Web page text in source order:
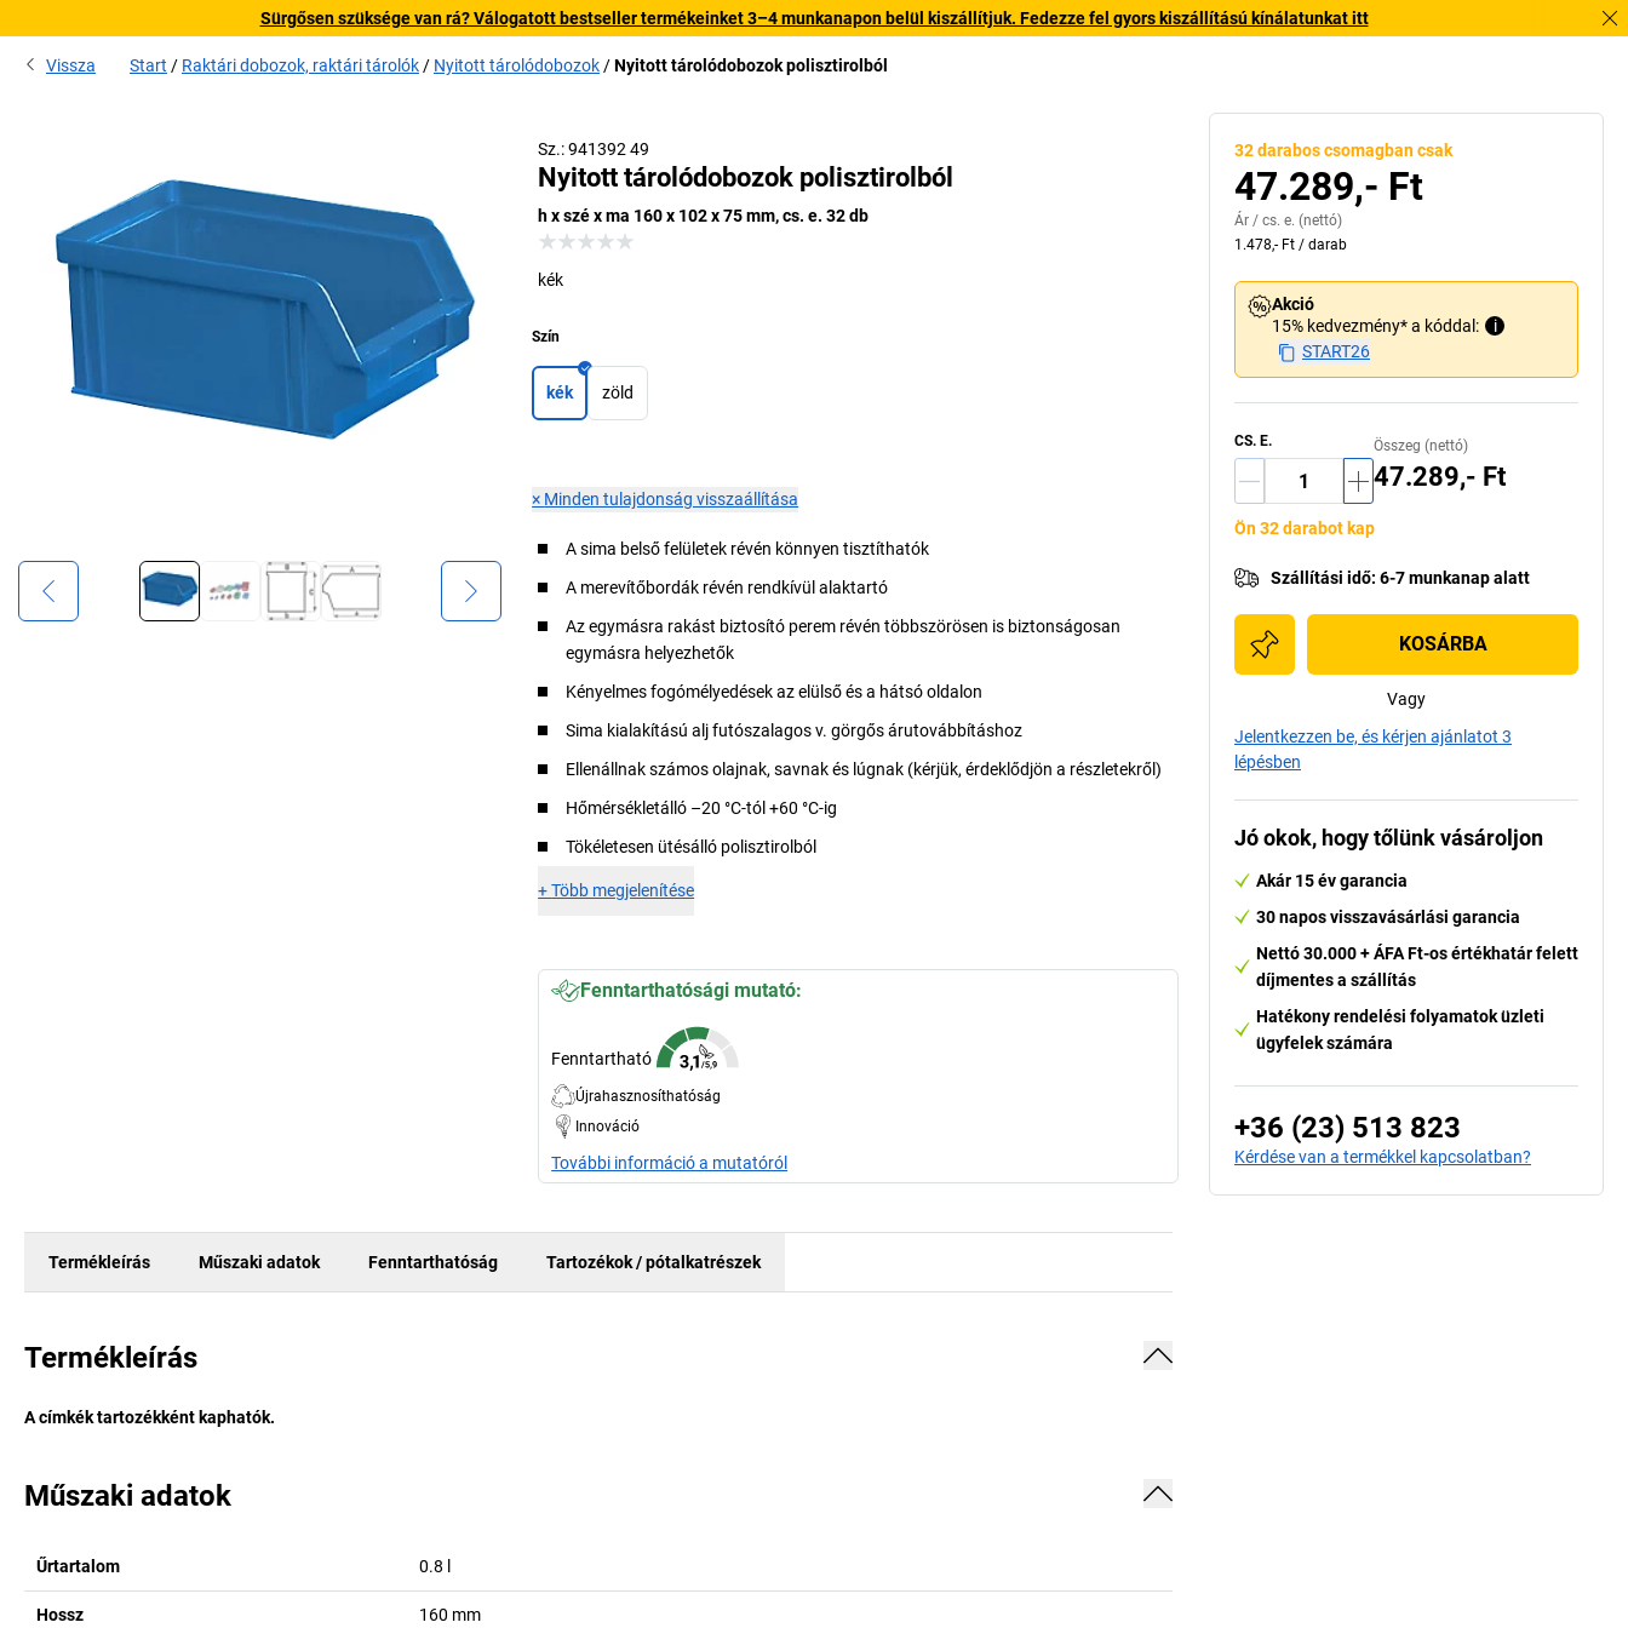
Sürgősen szüksége van rá? Válogatott bestseller termékeinket 3–4 munkanapon belül kiszállítjuk. Fedezze fel gyors kiszállítású kínálatunkat itt
Vissza Start Raktári dobozok, raktári tárolók Nyitott tárolódobozok Nyitott tárolódobozok polisztirolból
Sz.: 941392 49
Nyitott tárolódobozok polisztirolból
h x szé x ma 160 x 102 x 75 mm, cs. e. 32 db
kék
Szín
kék zöld
× Minden tulajdonság visszaállítása
A sima belső felületek révén könnyen tisztíthatók
A merevítőbordák révén rendkívül alaktartó
Az egymásra rakást biztosító perem révén többszörösen is biztonságosan
egymásra helyezhetők
Kényelmes fogómélyedések az elülső és a hátsó oldalon
Sima kialakítású alj futószalagos v. görgős árutovábbításhoz
Ellenállnak számos olajnak, savnak és lúgnak (kérjük, érdeklődjön a részletekről)
Hőmérsékletálló –20 °C-tól +60 °C-ig
Tökéletesen ütésálló polisztirolból
+Több megjelenítése
Fenntarthatósági mutató:
Fenntartható
Újrahasznosíthatóság
Innováció
További információ a mutatóról
Külső szélesség (B), belső szélesség (b), magasság (C) a =
Termékleírás Műszaki adatok Fenntarthatóság Tartozékok / pótalkatrészek
Termékleírás
A címkék tartozékként kaphatók.
Műszaki adatok
Űrtartalom 0.8
Hossz 160 mm
32 darabos csomagban csak
47.289,- Ft
Ár / cs. e. (nettó)
1.478,- Ft / darab
Akció
15% kedvezmény* a kóddal:
i
START26
CS. E. Összeg (nettó)
47.289,- Ft
Ön 32 darabot kap
Szállítási idő: 6-7 munkanap alatt
KOSÁRBA
Vagy
Jelentkezzen be, és kérjen ajánlatot 3
lépésben
Jó okok, hogy tőlünk vásároljon
Akár 15 év garancia
30 napos visszavásárlási garancia
Nettó 30.000 + ÁFA Ft-os értékhatár felett
díjmentes a szállítás
Hatékony rendelési folyamatok üzleti
ügyfelek számára
+36 (23) 513 823
Kérdése van a termékkel kapcsolatban?